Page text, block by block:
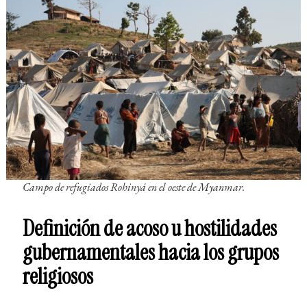
Campo de refugiados Rohinyá en el oeste de Myanmar.
Definición de acoso u hostilidades
gubernamentales hacia los grupos
religiosos